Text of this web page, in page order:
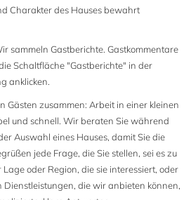
Charakter des Hauses bewahrt
sammeln Gastberichte. Gastkommentare
Schaltfläche "Gastberichte" in der
anklicken.
Gästen zusammen: Arbeit in einer kleinen
und schnell. Wir beraten Sie während
Auswahl eines Hauses, damit Sie die
jede Frage, die Sie stellen, sei es zu
oder Region, die sie interessiert, oder
die wir anbieten können,